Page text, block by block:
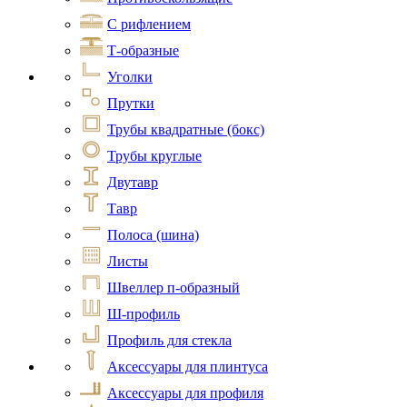
С рифлением
Т-образные
Уголки
Прутки
Трубы квадратные (бокс)
Трубы круглые
Двутавр
Тавр
Полоса (шина)
Листы
Швеллер п-образный
Ш-профиль
Профиль для стекла
Аксессуары для плинтуса
Аксессуары для профиля